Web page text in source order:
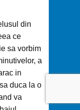
din
ce
sa vorbim
a
in
duca la o
va